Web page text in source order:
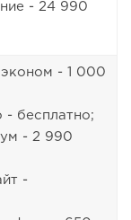
- 24 990
эконом - 1 000
- бесплатно;
- 2 990
-